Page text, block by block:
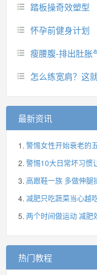
踏板操奇效塑型
怀孕前健身计划
瘦腰腹-排出肚胀
怎么练宽肩？这
最新资讯
警惕女性开始衰老的
警惕10大日常坏习惯
高跟鞋一族 多做伸腿
减肥只吃蔬菜当心越
两个时间做运动 减肥
热门教程